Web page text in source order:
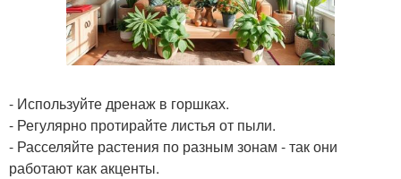
- Используйте дренаж в горшках.
- Регулярно протирайте листья от пыли.
- Расселяйте растения по разным зонам - так они
работают как акценты.